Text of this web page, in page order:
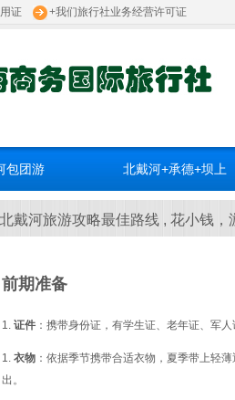
证 +我们旅行社业务经营许可证
包团游 北戴河+承德+坝上
北戴河旅游攻略最佳路线 , 花小钱，
前期准备
证件 ：携带身份证，有学生证、老年证、军
衣物 ：依据季节携带合适衣物，夏季带上轻
出。